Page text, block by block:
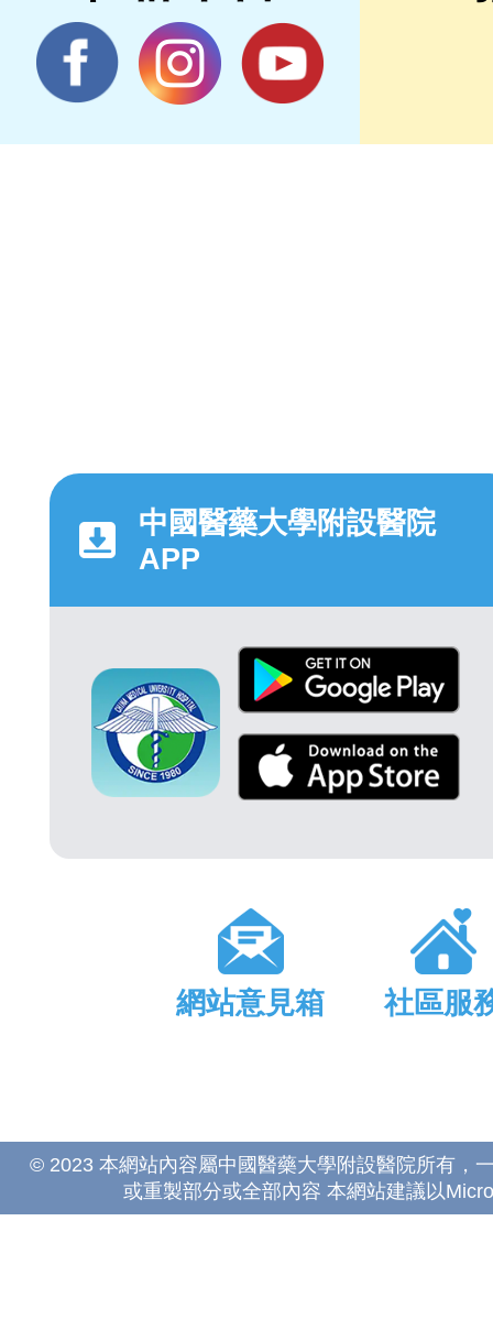
中國醫藥大學附設醫院
APP
網站意見箱 社區服
© 2023 本網站內容屬中國醫藥大學附設醫院所有，
或重製部分或全部內容 本網站建議以